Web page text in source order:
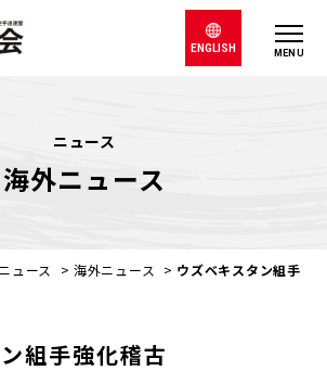
MENU
ENGLISH
ニュース
海外ニュース
ニュース >海外ニュース > ウズベキスタン組手
組手強化稽古